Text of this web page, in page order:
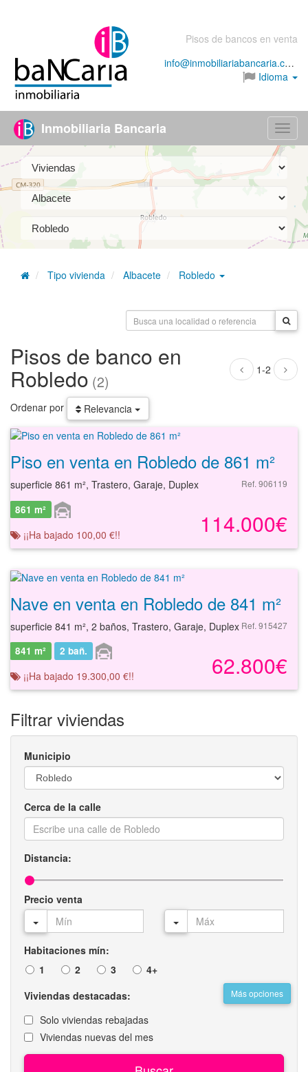
Pisos de bancos en venta
info@inmobiliariabancaria.com
Idioma
Menú
Inmobiliaria Bancaria
Tipo vivienda Albacete Robledo
1-2
Pisos de banco en
Robledo (2)
Ordenar por Relevancia
Piso en venta en Robledo de 861 m²
Ref. 906119
superficie 861 m², Trastero, Garaje, Duplex
114.000€
861 m²
¡¡Ha bajado 100,00 €!!
Nave en venta en Robledo de 841 m²
Ref. 915427
superficie 841 m², 2 baños, Trastero, Garaje, Duplex
62.800€
841 m² 2 bañ.
¡¡Ha bajado 19.300,00 €!!
Filtrar viviendas
Municipio
Cerca de la calle
Distancia:
Precio venta
Habitaciones mín:
1
2 3 4+
Más opciones
Viviendas destacadas:
Solo viviendas rebajadas
Viviendas nuevas del mes